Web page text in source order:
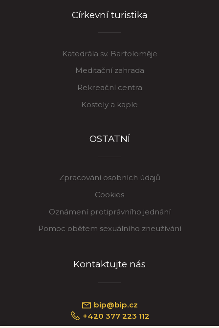
Církevní turistika
Katedrála sv. Bartoloměje
Meditační zahrada
Rekreační centra
Kostely a kaple
OSTATNÍ
Zpracování osobních údajů
Cookies
Oznámení protiprávního jednání
Pomoc obětem sexuálního zneužívání
Kontaktujte nás
bip@bip.cz
+420 377 223 112